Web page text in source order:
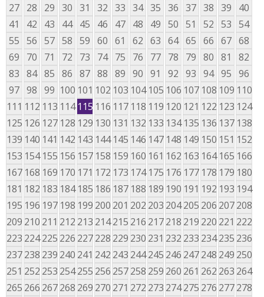
27 28 29 30 31 32 33 34 35 36 37 38 39
40
41
42 43 44 45 46 47 48 49 50 51 52 53 54
55 56 57 58 59 60 61 62 63 64 65 66 67 68
69
70 71 72 73 74 75 76 77 78 79 80 81
82
83 84 85 86 87 88 89 90 91 92 93 94 95 96
97 98 99 100 101 102 103 104 105 106 107 108 109 110
111 112 113 114 115 116 117 118 119 120 121 122 123 124
125 126 127 128 129 130 131 132 133 134 135 136 137 138
139 140 141 142 143 144 145 146 147 148 149 150 151 152
153 154 155 156 157 158 159 160 161 162 163 164 165 166
167 168 169 170 171 172 173 174 175 176 177 178 179 180
181 182 183 184 185 186 187 188 189 190 191 192 193 194
195 196 197 198 199 200 201 202 203 204205 206 207208
209 210 211 212 213 214215 216 217218 219 220 221 222
223 224225 226 227228 229 230 231 232 233 234235 236
237238 239 240 241 242 243 244245 246 247248 249 250
251 252 253 254255 256 257258 259 260 261 262 263 264
265 266 267268 269 270 271 272 273 274275 276 277278